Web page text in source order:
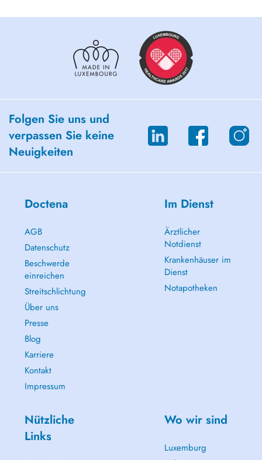
Folgen Sie uns und
verpassen Sie keine
Neuigkeiten
Doctena
AGB
Datenschutz
Beschwerde
einreichen
Streitschlichtung
Über uns
Presse
Blog
Karriere
Kontakt
Impressum
Im Dienst
Ärztlicher
Notdienst
Krankenhäuser im
Dienst
Notapotheken
Nützliche
Links
Wo wir sind
Luxemburg